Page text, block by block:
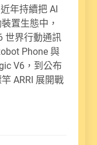
年持續把 AI
置生態中，
世界行動通訊
Phone 與
V6，到公布
ARRI 展開戰